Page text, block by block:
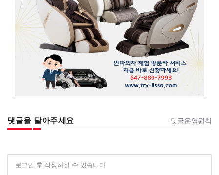
댓글을 달아주세요 댓글운영원칙
로그인 후 작성하실 수 있습니다